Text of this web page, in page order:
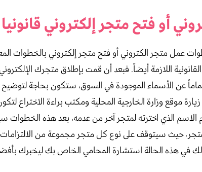
عمل متجر الكتروني أو فتح متجر إلكتروني بالخطوات
اللازمة أيضاً. فبعد أن قمت بإطلاق متجرك
عن الأسماء الموجودة في السوق، ستكون بحاجة
موقع وزارة الخارجية المحلية ومكتب براءة الاختراع
الاسم الذي اخترته لمتجر آخر من عدمه، بعد هذه الخطوات
حيث سيتوقف على نوع كل متجر مجموعة من الالتزامات
في هذه الحالة استشارة المحامي الخاص بك ليخبرك